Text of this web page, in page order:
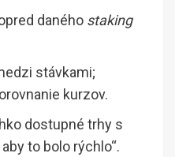
daného staking
stávkami;
kurzov.
dostupné trhy s
to bolo rýchlo“.